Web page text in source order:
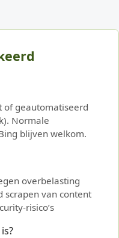
of geautomatiseerd
Normale
blijven welkom.
overbelasting
scrapen van content
risico’s